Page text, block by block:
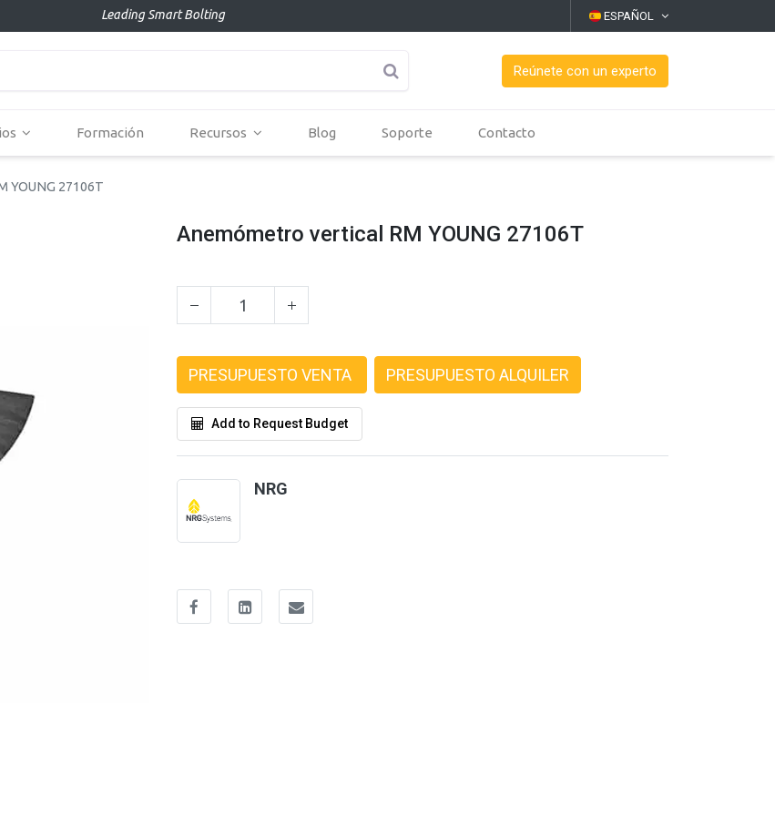
Leading Smart Bolting ESPAÑOL
Reúnete con un experto
Formación Recursos Blog Soporte Contacto
YOUNG 27106T
Anemómetro vertical RM YOUNG 27106T
PRESUPUESTO VENTA PRESUPUESTO ALQUILER
Add to Request Budget
NRG